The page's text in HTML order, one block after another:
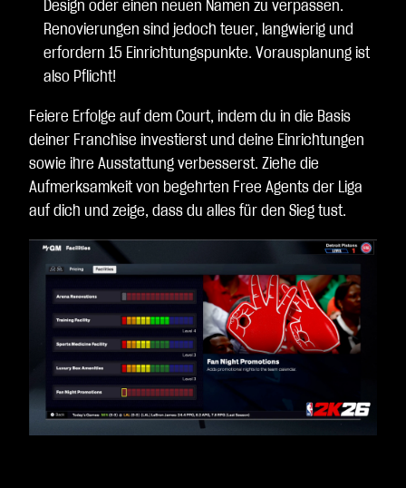
Design oder einen neuen Namen zu verpassen.
Renovierungen sind jedoch teuer, langwierig und
erfordern 15 Einrichtungspunkte. Vorausplanung ist
also Pflicht!
Feiere Erfolge auf dem Court, indem du in die Basis
deiner Franchise investierst und deine Einrichtungen
sowie ihre Ausstattung verbesserst. Ziehe die
Aufmerksamkeit von begehrten Free Agents der Liga
auf dich und zeige, dass du alles für den Sieg tust.